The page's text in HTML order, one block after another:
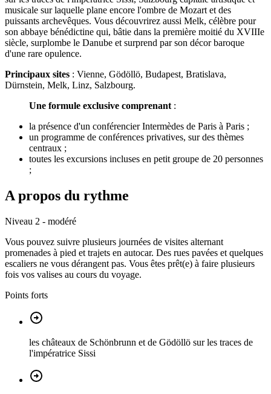
musicale sur laquelle plane encore l'ombre de Mozart et des
puissants archevêques. Vous découvrirez aussi Melk, célèbre pour
son abbaye bénédictine qui, bâtie dans la première moitié du XVIIIe
siècle, surplombe le Danube et surprend par son décor baroque
d'une rare opulence.
Principaux sites : Vienne, Gödöllö, Budapest, Bratislava,
Dürnstein, Melk, Linz, Salzbourg.
Une formule exclusive comprenant :
la présence d'un conférencier Intermèdes de Paris à Paris ;
un programme de conférences privatives, sur des thèmes
centraux ;
toutes les excursions incluses en petit groupe de 20 personnes
;
A propos du rythme
Niveau 2 - modéré
Vous pouvez suivre plusieurs journées de visites alternant
promenades à pied et trajets en autocar. Des rues pavées et quelques
escaliers ne vous dérangent pas. Vous êtes prêt(e) à faire plusieurs
fois vos valises au cours du voyage.
Points forts
les châteaux de Schönbrunn et de Gödöllö sur les traces de
l'impératrice Sissi